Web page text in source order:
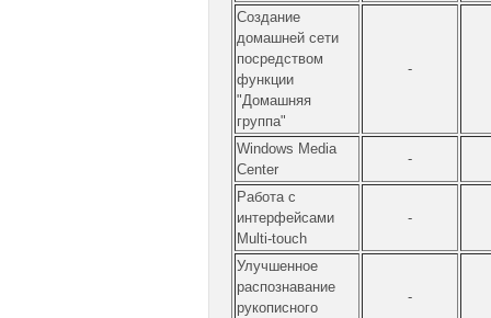
Cоздание
домашней сети
посредством
функции
"Домашняя
группа"
-
Windows Media
Center
-
Работа с
интерфейсами
Multi-touch
-
Улучшенное
распознавание
рукописного
-